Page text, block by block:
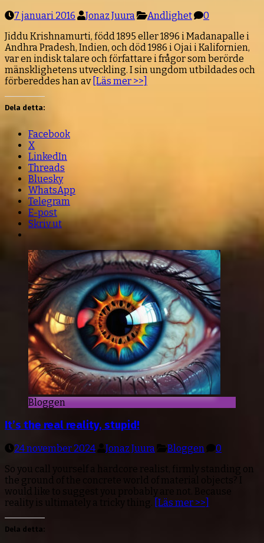
7 januari 2016 Jonaz Juura Andlighet
0
Jiddu Krishnamurti, född 1895 eller 1896 i Madanapalle i
Andhra Pradesh, Indien, och död 1986 i Ojai i Kalifornien,
var en indisk talare och författare i frågor som berörde
mänsklighetens utveckling. I sin ungdom utbildades och
förbereddes han av [Läs mer >>]
Dela detta:
Facebook
X
LinkedIn
Threads
Bluesky
WhatsApp
Telegram
E-post
Skriv ut
Bloggen
It’s the real reality, stupid!
24 november 2024 Jonaz Juura Bloggen
0
So you call yourself a hardcore realist, firmly standing on
the ground of the concrete world of material objects? I
would like to suggest you probably are not. Because
reality is ultimately a tricky thing.
[Läs mer >>]
Dela detta: